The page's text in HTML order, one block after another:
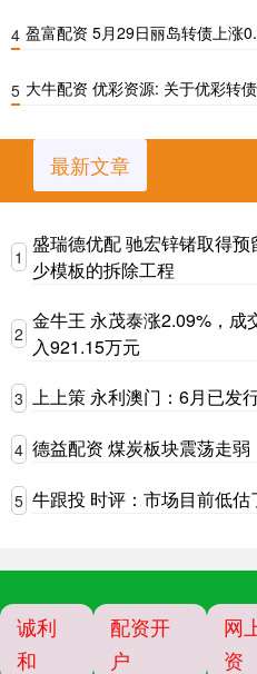
4 盈富配资 5月29日丽岛转债上涨
5 大牛配资 优彩资源: 关于优彩转
最新文章
1
盛瑞德优配 驰宏锌锗取得
少模板的拆除工程
2
金牛王 永茂泰涨2.09%，成
入921.15万元
3 上上策 永利澳门：6月已发
4 德益配资 煤炭板块震荡走
5 牛跟投 时评：市场目前低
诚利
和
配资开
户
网
资